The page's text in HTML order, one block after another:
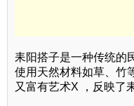
耒阳搭子是一种传统的
使用天然材料如草、竹
又富有艺术X ，反映了